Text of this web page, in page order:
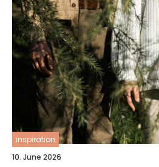
inspiration
10. June 2026